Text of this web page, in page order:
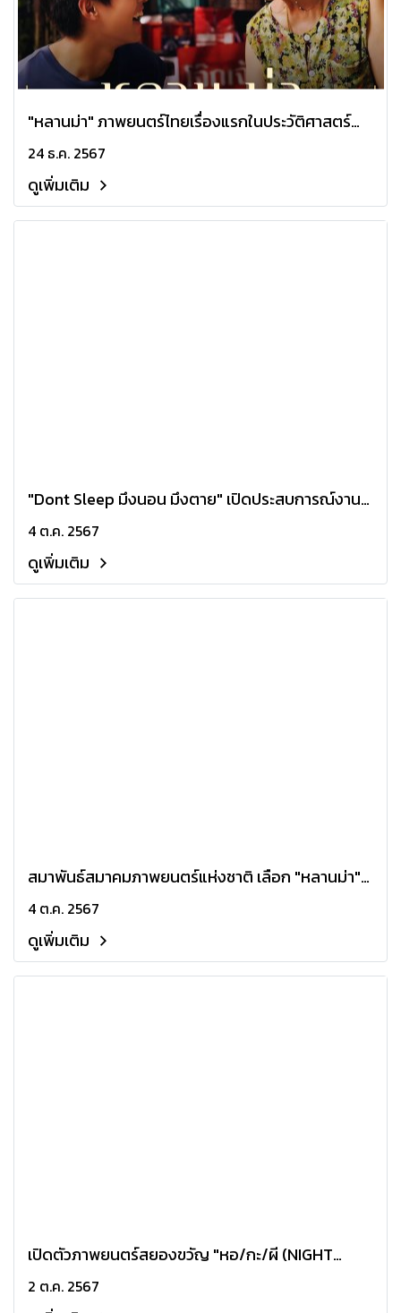
"หลานม่า" ภาพยนตร์ไทยเรื่องแรกในประวัติศาสตร์
เข้าสู่รอบ 15 เรื่องสุดท้ายออสการ์ สาขาภาพยนตร์
นานาชาติได้สำเร็จ
24 ธ.ค. 2567
ดูเพิ่มเติม
"Dont Sleep มึงนอน มึงตาย" เปิดประสบการณ์งาน
เปิดตัวที่แหวกไม่เหมือนใคร ให้ชมตัวอย่างใหม่ก่อนใคร
พร้อมสัมผัสบรรยากาศเล่นผีถ้วยแก้วแบบสด ๆ!
4 ต.ค. 2567
ดูเพิ่มเติม
สมาพันธ์สมาคมภาพยนตร์แห่งชาติ เลือก "หลานม่า"
เป็นตัวแทนหนังไทยชิงออสการ์ครั้งที่ 97 สาขา
ภาพยนตร์นานาชาติยอดเยี่ยม
4 ต.ค. 2567
ดูเพิ่มเติม
เปิดตัวภาพยนตร์สยองขวัญ "หอ/กะ/ผี (NIGHT
SHIFT)" นำแสดงโดยเจ้าของรางวัลนำชายยอดเยี่ยม
"ตาต้า ชาติชาย" เตรียมหลอนในปี 2568
2 ต.ค. 2567